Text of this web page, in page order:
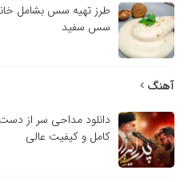
طرز تهیه سس بشامل
سس سفید
آهنگ
دانلود مداحی سر از
کامل و کیفیت عالی